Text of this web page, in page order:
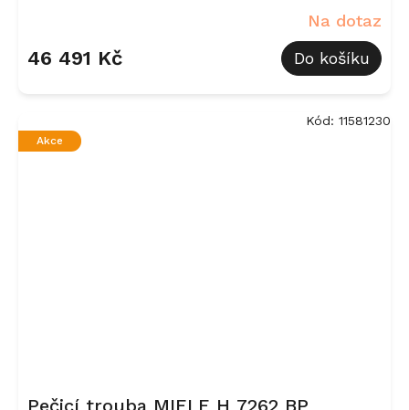
Na dotaz
46 491 Kč Do košíku
Akce
Pečicí trouba MIELE H 7262 BP
Kód: 11581230